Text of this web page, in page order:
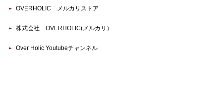
OVERHOLIC メルカリストア
株式会社 OVERHOLIC(メルカリ）
Over Holic Youtubeチャンネル